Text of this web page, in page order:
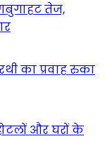
तेज,
का प्रवाह रुका
और घरों के